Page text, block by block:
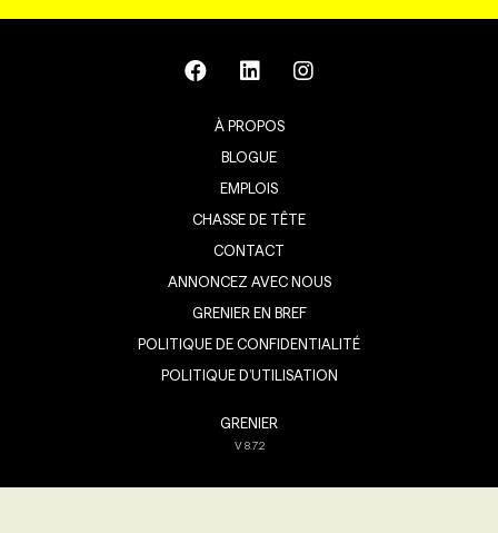
À PROPOS
BLOGUE
EMPLOIS
CHASSE DE TÊTE
CONTACT
ANNONCEZ AVEC NOUS
GRENIER EN BREF
POLITIQUE DE CONFIDENTIALITÉ
POLITIQUE D’UTILISATION
GRENIER
V8.7.2